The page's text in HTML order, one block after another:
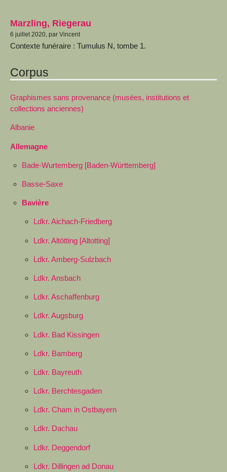
Marzling, Riegerau
6 juillet 2020, par Vincent
Contexte funéraire : Tumulus N, tombe 1.
Corpus
Graphismes sans provenance (musées, institutions et
collections anciennes)
Albanie
Allemagne
Bade-Wurtemberg [Baden-Württemberg]
Basse-Saxe
Bavière
Ldkr. Aichach-Friedberg
Ldkr. Altötting [Altotting]
Ldkr. Amberg-Sulzbach
Ldkr. Ansbach
Ldkr. Aschaffenburg
Ldkr. Augsburg
Ldkr. Bad Kissingen
Ldkr. Bamberg
Ldkr. Bayreuth
Ldkr. Berchtesgaden
Ldkr. Cham in Ostbayern
Ldkr. Dachau
Ldkr. Deggendorf
Ldkr. Dillingen ad Donau